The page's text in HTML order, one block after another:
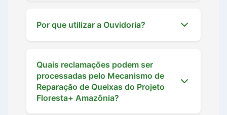
Por que utilizar a Ouvidoria?
Quais reclamações podem ser
processadas pelo Mecanismo de
Reparação de Queixas do Projeto
Floresta+ Amazônia?